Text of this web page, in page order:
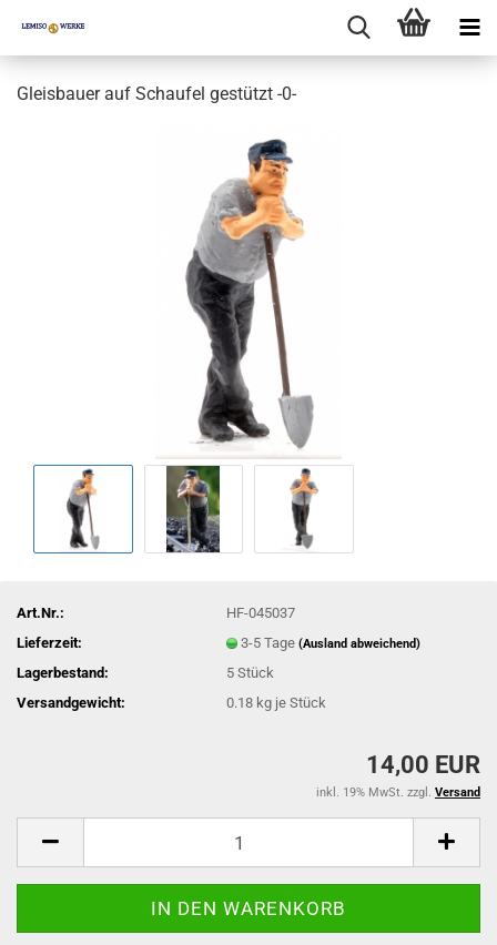
Gleisbauer auf Schaufel gestützt -0-
Art.Nr.:
HF-045037
Lieferzeit:
3-5 Tage(Ausland abweichend)
Lagerbestand: 5Stück
Versandgewicht:
0.18 kg je Stück
14,00 EUR
inkl. 19% MwSt. zzgl. Versand